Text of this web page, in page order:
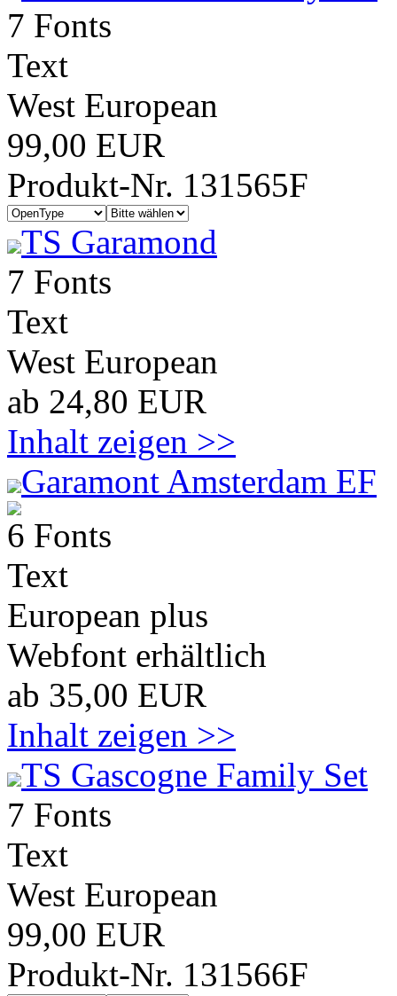
7 Fonts
Text
West European
99,00 EUR
Produkt-Nr. 131565F
TS Garamond
7 Fonts
Text
West European
ab 24,80 EUR
Inhalt zeigen >>
Garamont Amsterdam EF
6 Fonts
Text
European plus
Webfont erhältlich
ab 35,00 EUR
Inhalt zeigen >>
TS Gascogne Family Set
7 Fonts
Text
West European
99,00 EUR
Produkt-Nr. 131566F